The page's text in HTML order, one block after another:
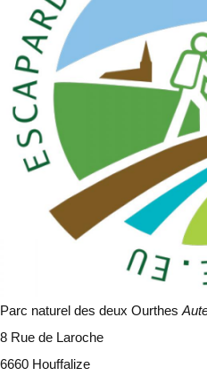
Parc naturel des deux Ourthes
8 Rue de Laroche
6660 Houffalize